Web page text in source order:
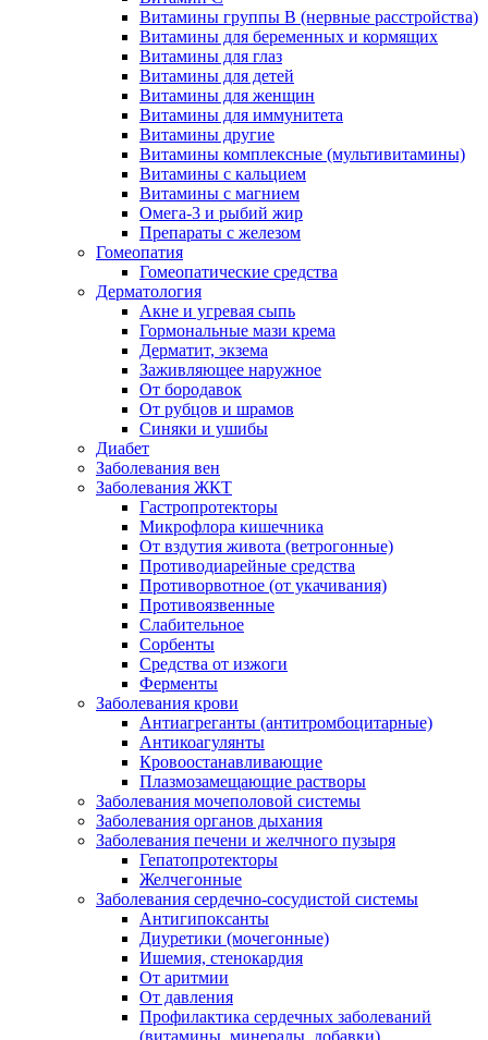
Витамины группы В (нервные расстройства)
Витамины для беременных и кормящих
Витамины для глаз
Витамины для детей
Витамины для женщин
Витамины для иммунитета
Витамины другие
Витамины комплексные (мультивитамины)
Витамины с кальцием
Витамины с магнием
Омега-3 и рыбий жир
Препараты с железом
Гомеопатия
Гомеопатические средства
Дерматология
Акне и угревая сыпь
Гормональные мази крема
Дерматит, экзема
Заживляющее наружное
От бородавок
От рубцов и шрамов
Синяки и ушибы
Диабет
Заболевания вен
Заболевания ЖКТ
Гастропротекторы
Микрофлора кишечника
От вздутия живота (ветрогонные)
Противодиарейные средства
Противорвотное (от укачивания)
Противоязвенные
Слабительное
Сорбенты
Средства от изжоги
Ферменты
Заболевания крови
Антиагреганты (антитромбоцитарные)
Антикоагулянты
Кровоостанавливающие
Плазмозамещающие растворы
Заболевания мочеполовой системы
Заболевания органов дыхания
Заболевания печени и желчного пузыря
Гепатопротекторы
Желчегонные
Заболевания сердечно-сосудистой системы
Антигипоксанты
Диуретики (мочегонные)
Ишемия, стенокардия
От аритмии
От давления
Профилактика сердечных заболеваний
(витамины, минералы, добавки)